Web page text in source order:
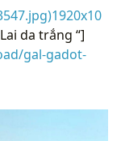
da trắng “]
gal-gadot-